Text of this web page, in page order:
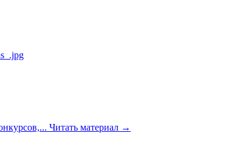
Читать материал →